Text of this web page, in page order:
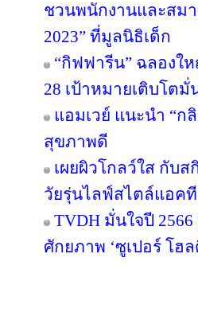
ชวนพนักงานและสมา
2023” ที่มูลนิธิเด็ก
“กิฟฟารีน” ฉลองใ
28 เป้าหมายเติบโตมั่
แอมเวย์ แนะนำ “
สุขภาพดี
เผยผิวโกลว์ใส กับส
วัยรุ่นไลฟ์สไตล์แอค
TVDH มั่นใจปี
ศักยภาพ ‘ซูเปอร์ โฮ